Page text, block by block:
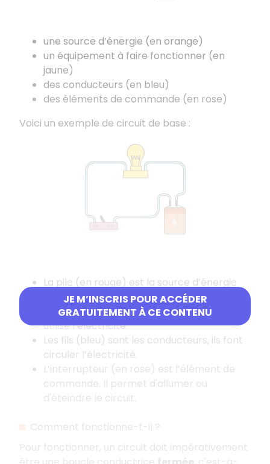
JE M’INSCRIS POUR ACCÉDER
GRATUITEMENT À CE CONTENU
une source d’énergie (en orange)
un équipement à faire fonctionner (en
jaune)
des conducteurs (en bleu)
des éléments de commande (en rose)
Voici un exemple de circuit de base :
La pile (en rouge) est la source d’énergie
qui fournit l’électricité.
L’ampoule (jaune) est un récepteur. Elle
utilise l’électricité.
Les fils (bleu) sont les conducteurs, ils font
circuler l’électricité.
L’interrupteur (en rose) est l’élément de
commande. Il permet d'allumer ou
d'éteindre le circuit.
Comment fonctionne-t-il ?
Pour fonctionner, un circuit doit impérativement